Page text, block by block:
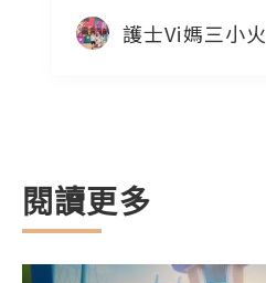
護士Vi媽三小火
閱讀更多